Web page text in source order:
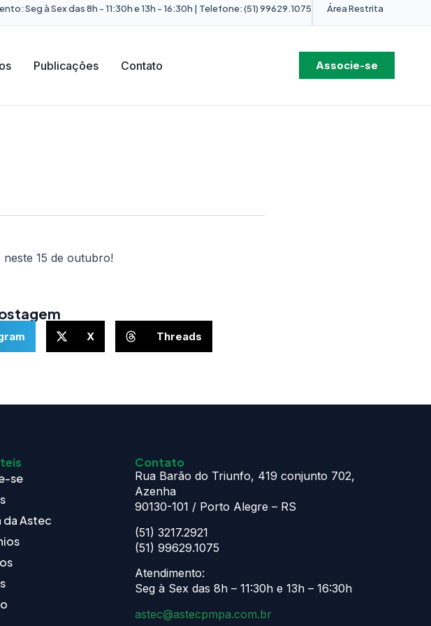
Seg à Sex das 8h - 11:30h e 13h - 16:30h | Telefone: (51) 99629.1075 Área Restrita
Publicações Contato Associe-se
15 de outubro!
X Threads
se
da Astec
Contato
Rua Barão do Triunfo, 419 conjunto 702,
Azenha
90130-101 / Porto Alegre – RS
(51) 3217.2921
(51) 99629.1075
Atendimento:
Seg à Sex das 8h – 11:30h e 13h – 16:30h
astec@astecpmpa.com.br